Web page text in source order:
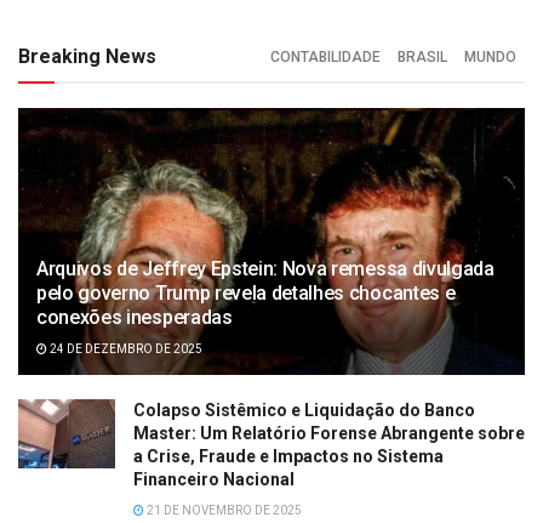
Breaking News CONTABILIDADE BRASIL MUNDO
Arquivos de Jeffrey Epstein: Nova remessa divulgada
pelo governo Trump revela detalhes chocantes e
conexões inesperadas
24 DE DEZEMBRO DE 2025
Colapso Sistêmico e Liquidação do Banco
Master: Um Relatório Forense Abrangente sobre
a Crise, Fraude e Impactos no Sistema
Financeiro Nacional
21 DE NOVEMBRO DE 2025